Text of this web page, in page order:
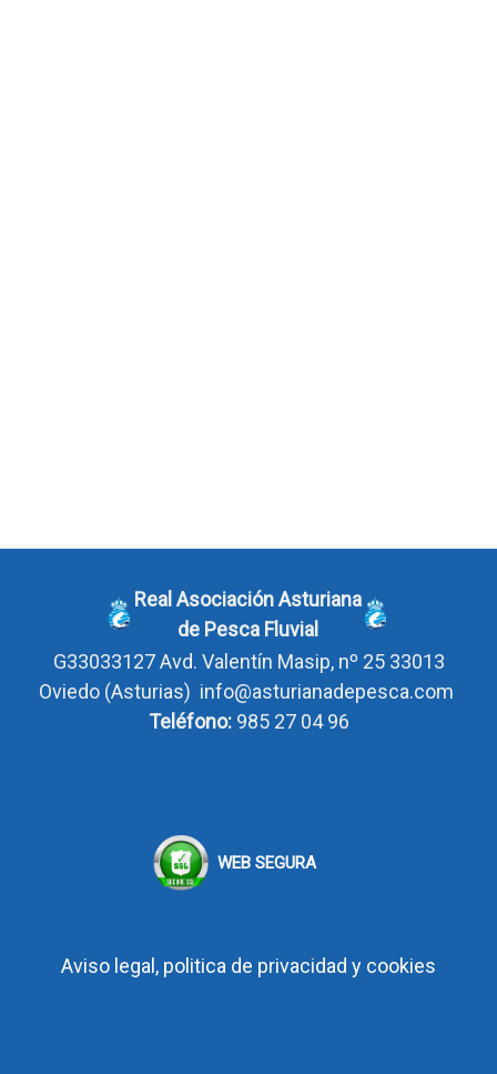
Real Asociación Asturiana
de Pesca Fluvial
G33033127Avd. Valentín Masip, nº 25 33013
Oviedo (Asturias) info@asturianadepesca.com
Teléfono:985 27 04 96
WEB SEGURA
Aviso legal, politica de privacidad y cookies